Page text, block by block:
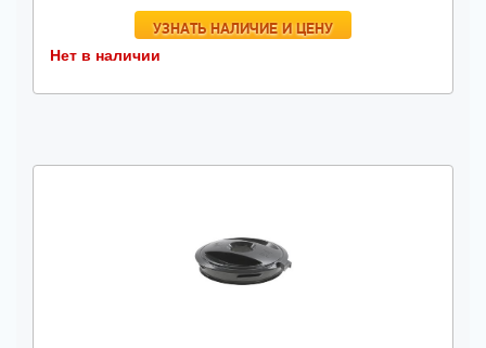
УЗНАТЬ НАЛИЧИЕ И ЦЕНУ
Нет в наличии